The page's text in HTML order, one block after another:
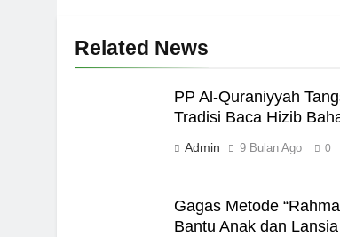
Related News
PP Al-Quraniyyah
Tradisi Baca Hizib
Admin 9 Bulan Ago 0
Gagas Metode
Bantu Anak dan
Kopi Beneran